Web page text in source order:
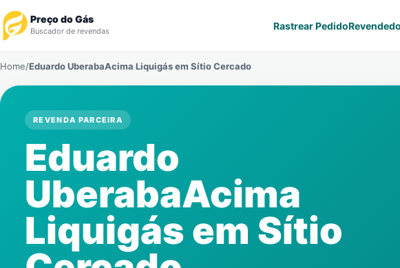
Preço do Gás
Buscador de revendas Rastrear Pedido
Revendedor
Notícias
Cadastre-se
Gás
Contatos
Home/Eduardo UberabaAcima Liquigás em Sítio Cercado
REVENDA PARCEIRA
Eduardo
UberabaAcima
Liquigás em Sítio